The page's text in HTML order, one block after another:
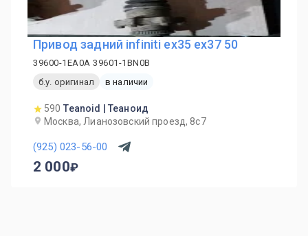
Привод задний infiniti ex35 ex37 50
39600-1EA0A 39601-1BN0B
б.у. оригинал
в наличии
590 Teanoid | Теаноид
Москва, Лианозовский проезд, 8с7
(925) 023-56-00
2 000